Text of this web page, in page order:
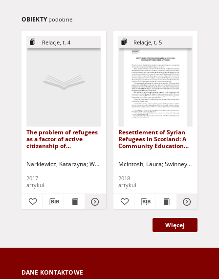
OBIEKTY podobne
Relacje, t. 4
The problem of refugees
as a factor of active
citizenship of
uchodźców jako czynnik
obywatelskiej
mieszkańców Zielonej
Narkiewicz, Katarzyna Wołk, Zdzisław - red. nacz.
2017
artykuł
Relacje, t. 5
Resettlement of Syrian
Refugees in Scotland: A
Community Education
uchodźców syryjskich w
wspólnotowe do edukacji
Mcintosh, Laura Swinney, Ann
2018
artykuł
Więcej
DANE KONTAKTOWE